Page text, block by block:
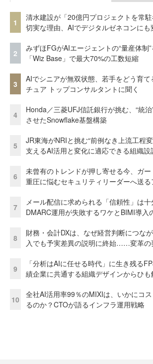
1
清水建設が「20億円プロジェクトを常
切実な理由、AIでデジタルゼネコンにも
2
みずほFGがAIエージェントの“量産体
「Wiz Base」で最大70%の工数短縮
3
AIでシニアが無双状態、若手をどう育
チュア トップコンサルタントに聞く
4
Honda／三菱UFJ信託銀行が挑む、“統治
させたSnowflake基盤構築
5
JR東海がNRIと挑む“前例なき上流工程
支えるAI活用と変化に適応できる組織設
6
未曾有のトレンドが押し寄せる今、ガ
重圧に悩むセキュリティリーダーへ送る
7
メール配信に求められる「信頼性」は
DMARC運用が失敗するワケとBIMI導入
8
財務・会計DXは、なぜ経営判断につな
入でも予実差異の説明に終始……変革の
9
「分析はAIに任せる時代」に生き残る
績企業に共通する組織デザインからひも
10
全社AI活用率99％のMIXIは、いかにコ
るのか？CTOが語るインフラ運用戦略